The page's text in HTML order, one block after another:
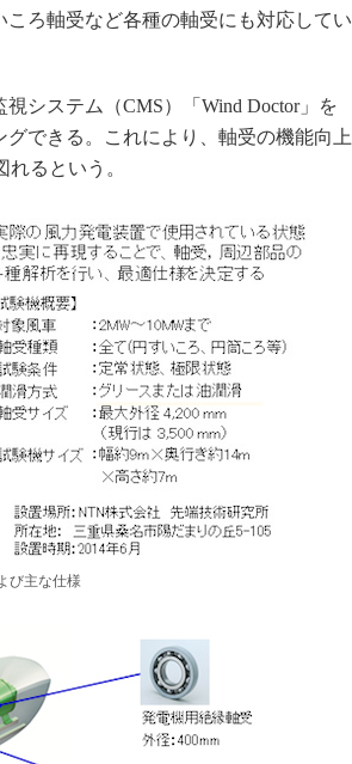
ろ軸受など各種の軸受にも対応してい
システム（CMS）「Wind Doctor」を
できる。これにより、軸受の機能向上
るという。
び主な仕様